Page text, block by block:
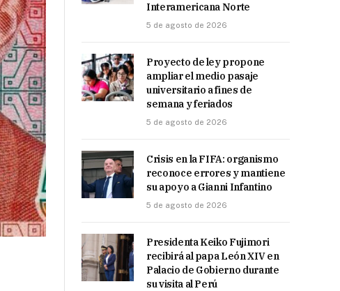
Interamericana Norte
5 de agosto de 2026
Proyecto de ley propone
ampliar el medio pasaje
universitario a fines de
semana y feriados
5 de agosto de 2026
Crisis en la FIFA: organismo
reconoce errores y mantiene
su apoyo a Gianni Infantino
5 de agosto de 2026
Presidenta Keiko Fujimori
recibirá al papa León XIV en
Palacio de Gobierno durante
su visita al Perú